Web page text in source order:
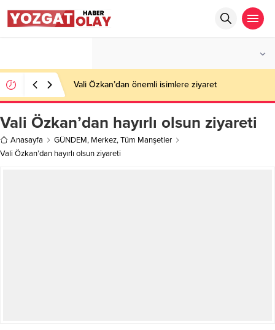
Vali Özkan’dan önemli isimlere ziyaret
Vali Özkan’dan hayırlı olsun ziyareti
Anasayfa GÜNDEM, Merkez,Tüm Manşetler
Vali Özkan’dan hayırlı olsun ziyareti